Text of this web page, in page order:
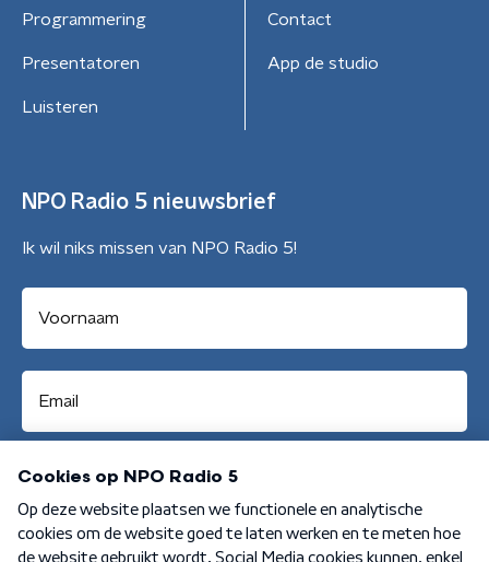
Programmering
Presentatoren
Luisteren
Contact
App de studio
NPO Radio 5 nieuwsbrief
Ik wil niks missen van NPO Radio 5!
Aanmelden